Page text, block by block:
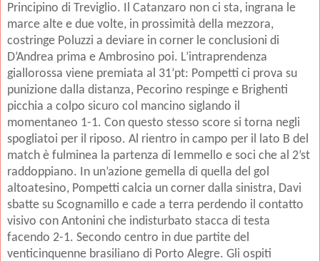
Principino di Treviglio. Il Catanzaro non ci sta, ingrana le
marce alte e due volte, in prossimità della mezzora,
costringe Poluzzi a deviare in corner le conclusioni di
D’Andrea prima e Ambrosino poi. L’intraprendenza
giallorossa viene premiata al 31’pt: Pompetti ci prova su
punizione dalla distanza, Pecorino respinge e Brighenti
picchia a colpo sicuro col mancino siglando il
momentaneo 1-1. Con questo stesso score si torna negli
spogliatoi per il riposo. Al rientro in campo per il lato B del
match è fulminea la partenza di Iemmello e soci che al 2’st
raddoppiano. In un’azione gemella di quella del gol
altoatesino, Pompetti calcia un corner dalla sinistra, Davi
sbatte su Scognamillo e cade a terra perdendo il contatto
visivo con Antonini che indisturbato stacca di testa
facendo 2-1. Secondo centro in due partite del
venticinquenne brasiliano di Porto Alegre. Gli ospiti